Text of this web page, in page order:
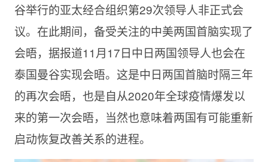
谷举行的亚太经合组织第29次领导人非正式会
议。在此期间，备受关注的中美两国首脑实现了
会晤，据报道11月17日中日两国领导人也会在
泰国曼谷实现会晤。这是中日两国首脑时隔三年
的再次会晤，也是自从2020年全球疫情爆发以
来的第一次会晤，当然也意味着两国有可能重新
启动恢复改善关系的进程。